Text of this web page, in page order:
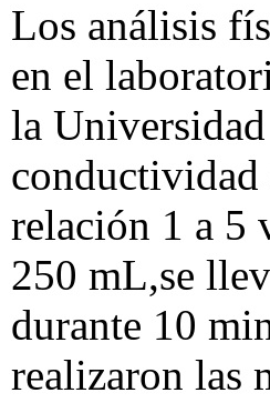
Los análisis
en el
la
conductividad
relación 1 a 5
250 mL,se
durante 10
realizaron las